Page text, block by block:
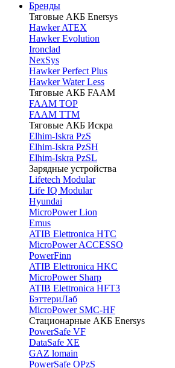
Бренды
Тяговые АКБ Enersys
Hawker ATEX
Hawker Evolution
Ironclad
NexSys
Hawker Perfect Plus
Hawker Water Less
Тяговые АКБ FAAM
FAAM TOP
FAAM TTM
Тяговые АКБ Искра
Elhim-Iskra PzS
Elhim-Iskra PzSH
Elhim-Iskra PzSL
Зарядные устройства
Lifetech Modular
Life IQ Modular
Hyundai
MicroPower Lion
Emus
ATIB Elettronica HTC
MicroPower ACCESSO
PowerFinn
ATIB Elettronica HKC
MicroPower Sharp
ATIB Elettronica HFT3
БэттериЛаб
MicroPower SMC-HF
Стационарные АКБ Enersys
PowerSafe VF
DataSafe XE
GAZ lomain
PowerSafe OPzS